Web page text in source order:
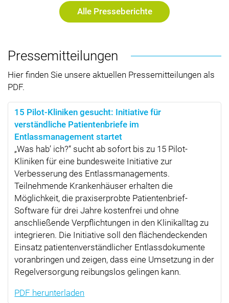
Alle Presseberichte
Presse­mitteilungen
Hier finden Sie unsere aktuellen Pressemitteilungen als
PDF.
15 Pilot-Kliniken gesucht: Initiative für
verständliche Patientenbriefe im
Entlassmanagement startet
„Was hab’ ich?“ sucht ab sofort bis zu 15 Pilot-
Kliniken für eine bundesweite Initiative zur
Verbesserung des Entlassmanagements.
Teilnehmende Krankenhäuser erhalten die
Möglichkeit, die praxiserprobte Patientenbrief-
Software für drei Jahre kostenfrei und ohne
anschließende Verpflichtungen in den Klinikalltag zu
integrieren. Die Initiative soll den flächendeckenden
Einsatz patientenverständlicher Entlassdokumente
voranbringen und zeigen, dass eine Umsetzung in der
Regelversorgung reibungslos gelingen kann.
PDF herunterladen